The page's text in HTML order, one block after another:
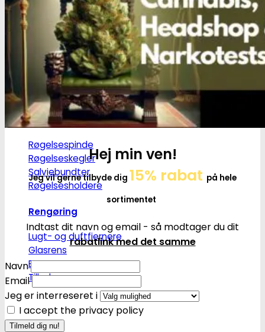
Grindere
2-Parts grindere
3-Parts grindere
4-Parts grindere
5-Parts grindere
Keramiske grindere
Røgelse
Røgelsespinde
Røgelseskegler
Salviebundter
Røgelsesholdere
Rengøring
Lugt- og duftfjernere
Glasrens
Børster
Tilbehør
Hej min ven!
Jeg vil gerne tilbyde dig 15% rabat på hele
sortimentet
Indtast dit navn og email - så modtager du dit
rabatlink med det samme
Navn
Email
Jeg er interreseret i
I accept the privacy policy